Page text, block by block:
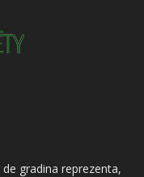
gradina reprezenta,